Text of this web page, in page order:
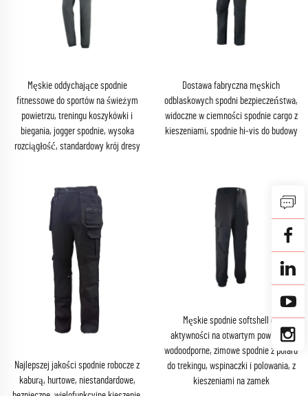
Męskie oddychające spodnie
fitnessowe do sportów na świeżym
powietrzu, treningu koszykówki i
biegania, jogger spodnie, wysoka
rozciągłość, standardowy krój dresy
Dostawa fabryczna męskich
odblaskowych spodni bezpieczeństwa,
widoczne w ciemności spodnie cargo z
kieszeniami, spodnie hi-vis do budowy
Najlepszej jakości spodnie robocze z
kaburą, hurtowe, niestandardowe,
Męskie spodnie softshell do
aktywności na otwartym powietrzu,
wodoodporne, zimowe spodnie z polaru
do trekingu, wspinaczki i polowania, z
kieszeniami na zamek